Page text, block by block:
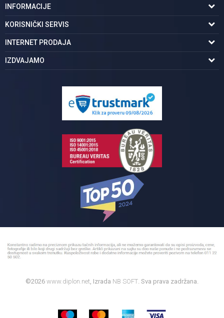
INFORMACIJE
O nama
Podaci o trgovcu
Karijera | postani deo tima
KORISNIČKI SERVIS
Uslovi korišćenja
Politika privatnosti
INTERNET PRODAJA
Kako kupiti
IZDVAJAMO
Pločice za kupatilo
©2026 www.diplon.net , Izrada NB SOFT . Sva prava zadržana.